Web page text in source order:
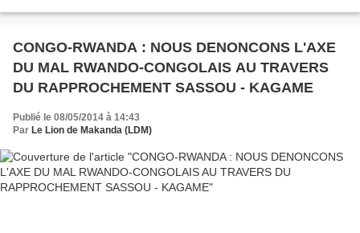
CONGO-RWANDA : NOUS DENONCONS L'AXE
DU MAL RWANDO-CONGOLAIS AU TRAVERS
DU RAPPROCHEMENT SASSOU - KAGAME
Publié le 08/05/2014 à 14:43
Par Le Lion de Makanda (LDM)